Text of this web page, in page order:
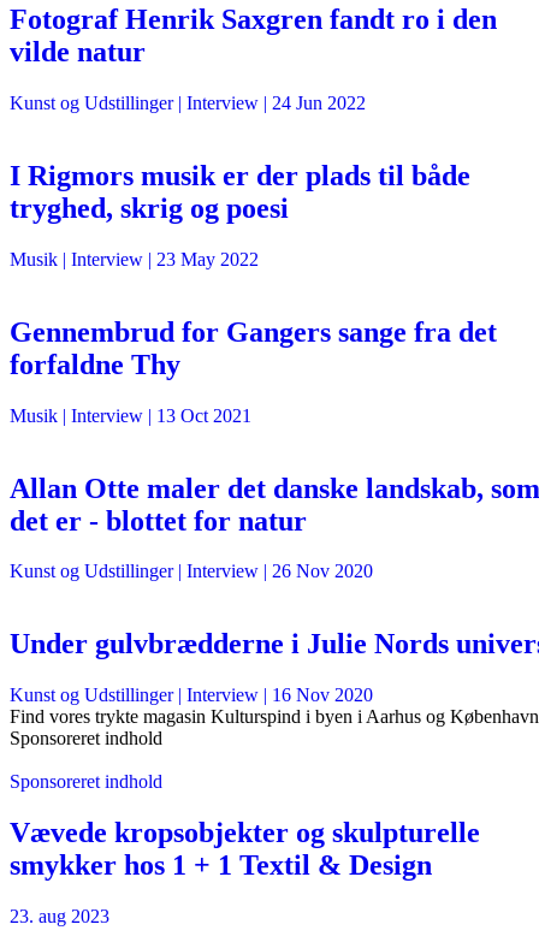
Fotograf Henrik Saxgren fandt ro i den
vilde natur
Kunst og Udstillinger| Interview | 24 Jun 2022
I Rigmors musik er der plads til både
tryghed, skrig og poesi
Musik | Interview | 23 May 2022
Gennembrud for Gangers sange fra det
forfaldne Thy
Musik | Interview | 13 Oct 2021
Allan Otte maler det danske landskab, som
det er - blottet for natur
Kunst og Udstillinger| Interview | 26 Nov 2020
Under gulvbrædderne i Julie Nords
Kunst og Udstillinger| Interview | 16 Nov 2020
Find vores trykte magasin Kulturspind i byen i Aarhus og København
Sponsoreret indhold
Sponsoreret indhold
Vævede kropsobjekter og skulpturelle
smykker hos 1 + 1 Textil & Design
23. aug 2023